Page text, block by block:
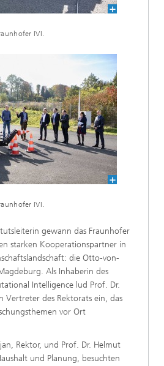
IVI.
IVI.
gewann das Fraunhofer
starken Kooperationspartner in
die Otto-von-
Als Inhaberin des
Intelligence lud Prof. Dr.
Vertreter des Rektorats ein, das
vor Ort
Rektor, und Prof. Dr. Helmut
und Planung, besuchten